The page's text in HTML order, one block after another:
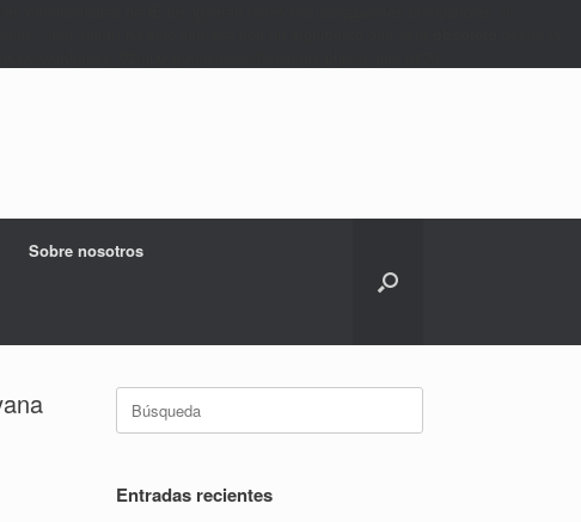
Sobre nosotros
Buscar:
Entradas recientes